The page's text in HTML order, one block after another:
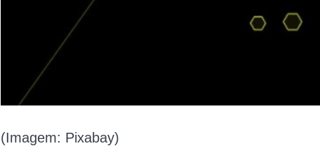
(Imagem: Pixabay)